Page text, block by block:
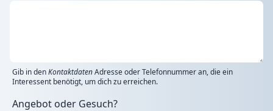
Gib in denKontaktdatenAdresse oder Telefonnummer an, die ein
Interessent benötigt, um dich zu erreichen.
Angebot oder Gesuch?